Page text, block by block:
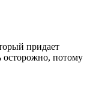
придает
осторожно, потому